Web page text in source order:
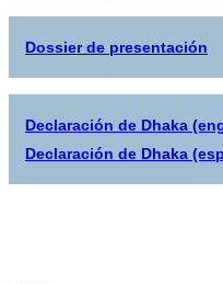
Dossier de presentación
Declaración de Dhaka
Declaración de Dhaka